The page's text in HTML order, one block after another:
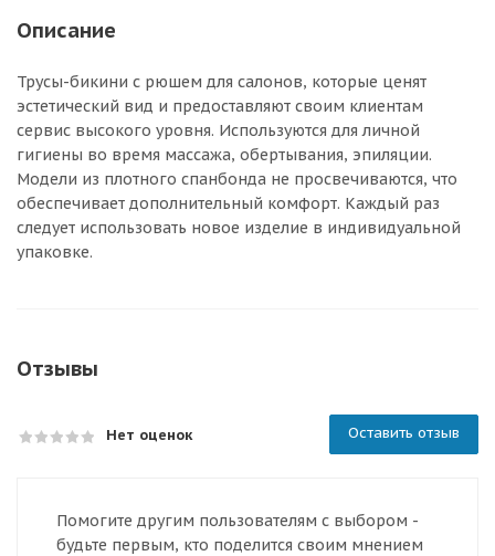
Описание
Трусы-бикини с рюшем для салонов, которые ценят
эстетический вид и предоставляют своим клиентам
сервис высокого уровня. Используются для личной
гигиены во время массажа, обертывания, эпиляции.
Модели из плотного спанбонда не просвечиваются, что
обеспечивает дополнительный комфорт. Каждый раз
следует использовать новое изделие в индивидуальной
упаковке.
Отзывы
Нет оценок Оставить отзыв
Помогите другим пользователям с выбором -
будьте первым, кто поделится своим мнением